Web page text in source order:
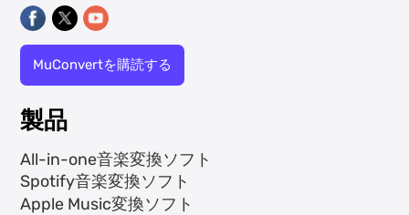
MuConvertを購読する
製品
All-in-one音楽変換ソフト
Spotify音楽変換ソフト
Apple Music変換ソフト